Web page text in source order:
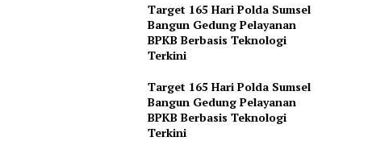
Target 165 Hari Polda Sumsel
Bangun Gedung Pelayanan
BPKB Berbasis Teknologi
Terkini
Target 165 Hari Polda Sumsel
Bangun Gedung Pelayanan
BPKB Berbasis Teknologi
Terkini